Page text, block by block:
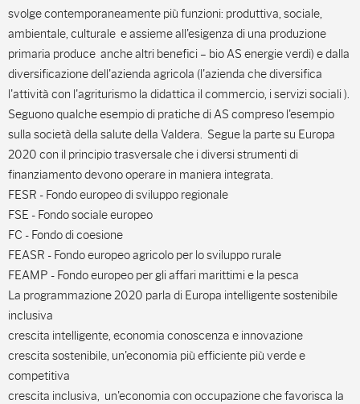
svolge contemporaneamente più funzioni: produttiva, sociale,
ambientale, culturale e assieme all'esigenza di una produzione
primaria produce anche altri benefici – bio AS energie verdi) e dalla
diversificazione dell'azienda agricola (l'azienda che diversifica
l'attività con l'agriturismo la didattica il commercio, i servizi sociali ).
Seguono qualche esempio di pratiche di AS compreso l'esempio
sulla società della salute della Valdera. Segue la parte su Europa
2020 con il principio trasversale che i diversi strumenti di
finanziamento devono operare in maniera integrata.
FESR - Fondo europeo di sviluppo regionale
FSE - Fondo sociale europeo
FC - Fondo di coesione
FEASR - Fondo europeo agricolo per lo sviluppo rurale
FEAMP - Fondo europeo per gli affari marittimi e la pesca
La programmazione 2020 parla di Europa intelligente sostenibile
inclusiva
crescita intelligente, economia conoscenza e innovazione
crescita sostenibile, un'economia più efficiente più verde e
competitiva
crescita inclusiva, un'economia con occupazione che favorisca la